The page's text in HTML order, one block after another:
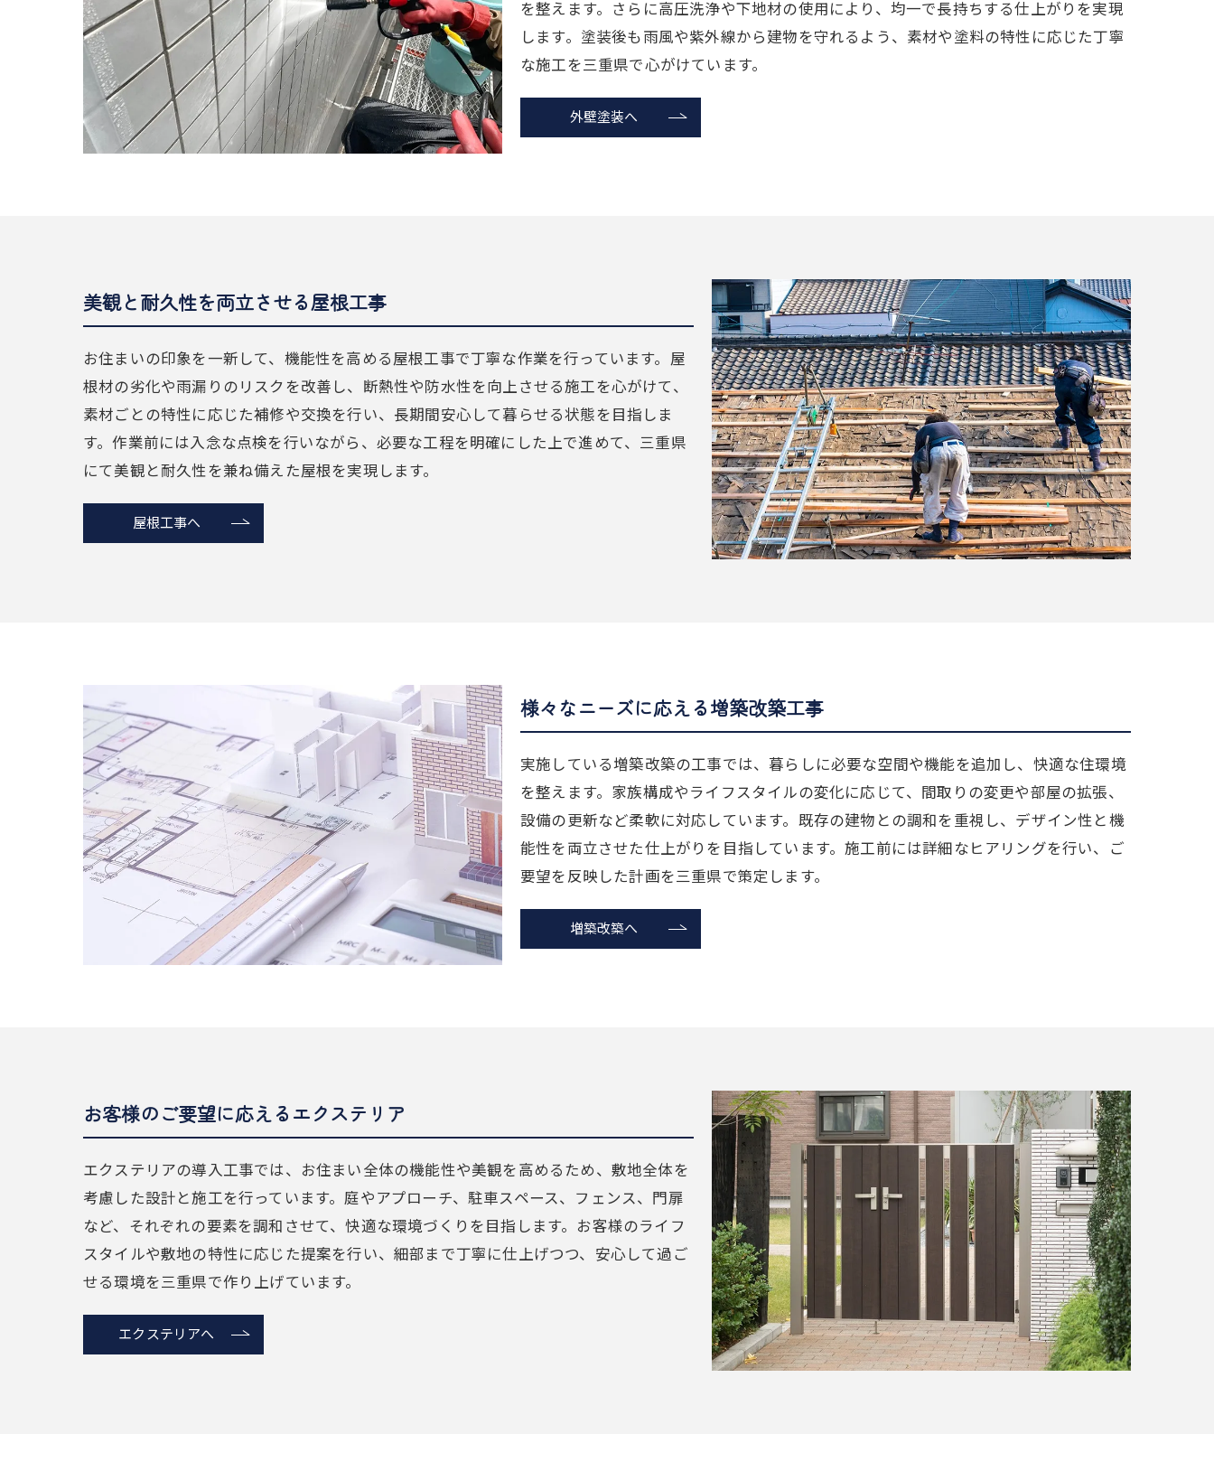
を整えます。さらに高圧洗浄や下地材の使用により、均一で長持ちする仕上がりを実現
します。塗装後も雨風や紫外線から建物を守れるよう、素材や塗料の特性に応じた丁寧
な施工を三重県で心がけています。
外壁塗装へ
美観と耐久性を両立させる屋根工事
お住まいの印象を一新して、機能性を高める屋根工事で丁寧な作業を行っています。屋
根材の劣化や雨漏りのリスクを改善し、断熱性や防水性を向上させる施工を心がけて、
素材ごとの特性に応じた補修や交換を行い、長期間安心して暮らせる状態を目指しま
す。作業前には入念な点検を行いながら、必要な工程を明確にした上で進めて、三重県
にて美観と耐久性を兼ね備えた屋根を実現します。
屋根工事へ
様々なニーズに応える増築改築工事
実施している増築改築の工事では、暮らしに必要な空間や機能を追加し、快適な住環境
を整えます。家族構成やライフスタイルの変化に応じて、間取りの変更や部屋の拡張、
設備の更新など柔軟に対応しています。既存の建物との調和を重視し、デザイン性と機
能性を両立させた仕上がりを目指しています。施工前には詳細なヒアリングを行い、ご
要望を反映した計画を三重県で策定します。
増築改築へ
お客様のご要望に応えるエクステリア
エクステリアの導入工事では、お住まい全体の機能性や美観を高めるため、敷地全体を
考慮した設計と施工を行っています。庭やアプローチ、駐車スペース、フェンス、門扉
など、それぞれの要素を調和させて、快適な環境づくりを目指します。お客様のライフ
スタイルや敷地の特性に応じた提案を行い、細部まで丁寧に仕上げつつ、安心して過ご
せる環境を三重県で作り上げています。
エクステリアへ